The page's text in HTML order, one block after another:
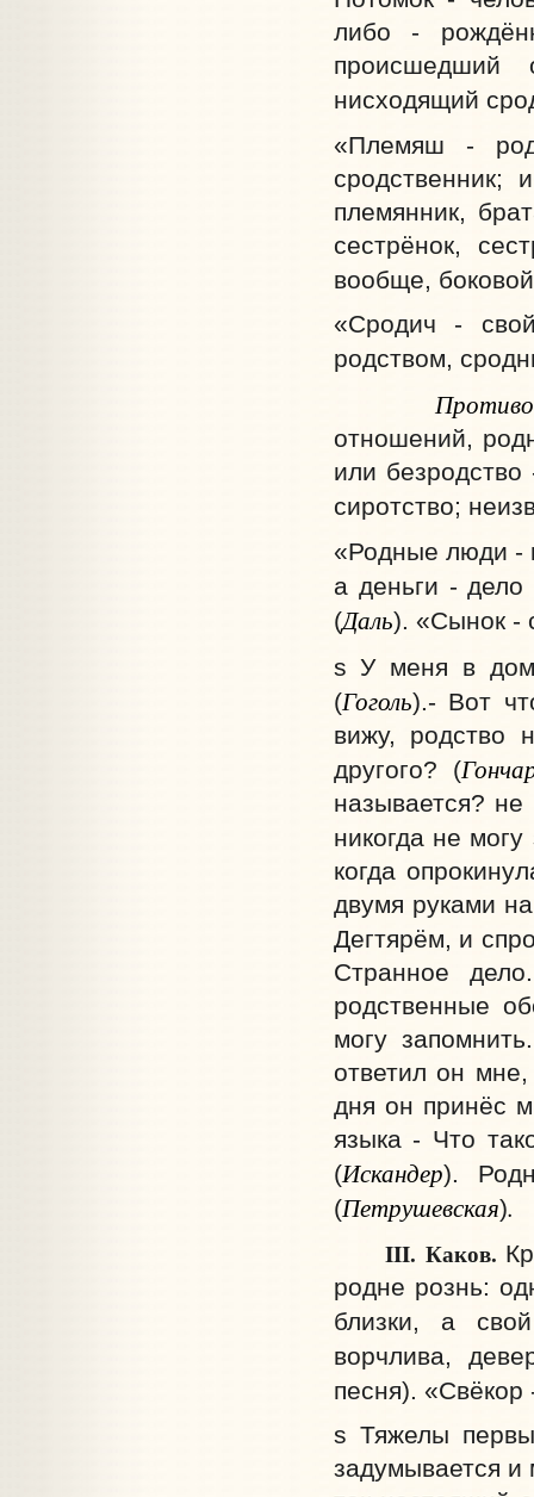
либо -
нисходящий
«Племяш -
сродственник;
племянник,
сестрёнок,
вообще,
«Сродич -
родством,
отношений,
или
сиротство;
«Родные люди -
а деньги -
(Даль). «Сынок -
s У меня в
(Гоголь).- Вот
вижу, родство
другого? (
называется?
никогда не
когда
двумя руками
Дегтярём, и
Странное
родственные
могу
ответил он
дня он принёс
языка - Что
(Искандер).
(Петрушевская).
III. Каков.
родне рознь:
близки, а
ворчлива,
песня). «Свёкор
s Тяжелы
задумывается и